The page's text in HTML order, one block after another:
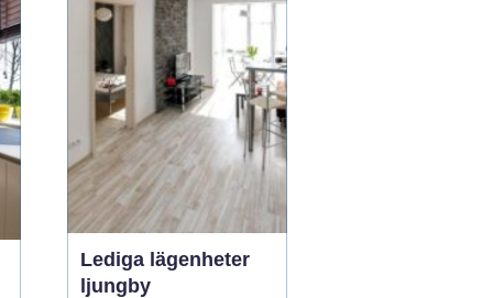
mot väder och vind och
höja värdet på hela
fastigheten. Samtidigt
innebär fel v...
Lediga lägenheter
ljungby